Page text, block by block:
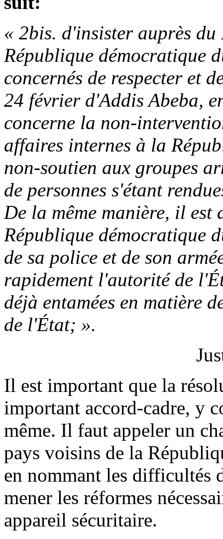
« 2bis. d'insister auprès
République démocratique
concernés de respecter et
24 février d'Addis Abeba,
concerne la non-
affaires internes à la
non-soutien aux groupes
de personnes s'étant
De la même manière, il est
République démocratique
de sa police et de son
rapidement l'autorité de
déjà entamées en matière
de l'État; ».
Il est important que la
important accord-cadre, y
même. Il faut appeler un
pays voisins de la
en nommant les difficultés
mener les réformes
appareil sécuritaire.